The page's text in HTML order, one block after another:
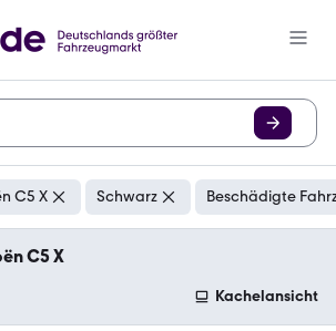
C5 X Schwarz Beschädigte
C5 X
Kachelansicht